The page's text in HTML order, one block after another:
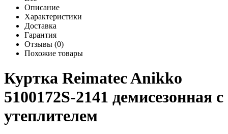
Описание
Характеристики
Доставка
Гарантия
Отзывы (0)
Похожие товары
Куртка Reimatec Anikko
5100172S-2141 демисезонная с
утеплителем